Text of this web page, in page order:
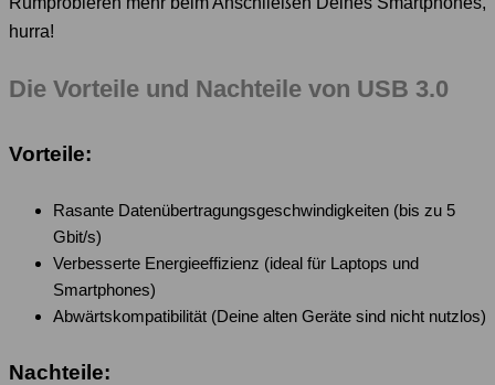
hurra!
Die Vorteile und Nachteile von USB 3.0
Vorteile:
Rasante Datenübertragungsgeschwindigkeiten (bis zu 5
Gbit/s)
Verbesserte Energieeffizienz (ideal für Laptops und
Smartphones)
Abwärtskompatibilität (Deine alten Geräte sind nicht nutzlos)
Nachteile: